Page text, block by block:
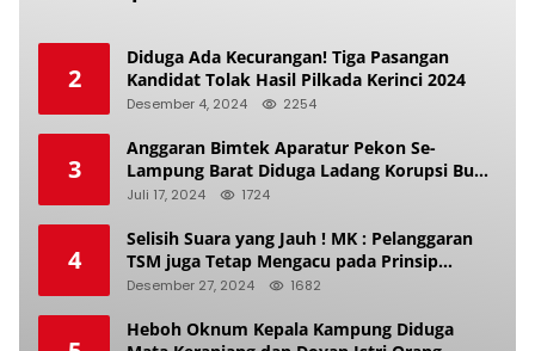
2
Diduga Ada Kecurangan! Tiga Pasangan
Kandidat Tolak Hasil Pilkada Kerinci 2024
Desember 4, 2024 2254
3
Anggaran Bimtek Aparatur Pekon Se-
Lampung Barat Diduga Ladang Korupsi Buat
Makan Anak Istri
Juli 17, 2024 1724
4
Selisih Suara yang Jauh ! MK : Pelanggaran
TSM juga Tetap Mengacu pada Prinsip
Keadilan Pemilu
Desember 27, 2024 1682
Heboh Oknum Kepala Kampung Diduga